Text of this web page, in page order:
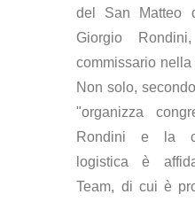
del San Matteo
Giorgio
commissario
Non solo,
"organizza
Rondini e la
logistica è
Team, di cui è